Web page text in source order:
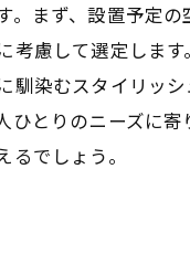
まず、設置予定の
慮して選定します
馴染むスタイリッ
ひとりのニーズに寄
でしょう。